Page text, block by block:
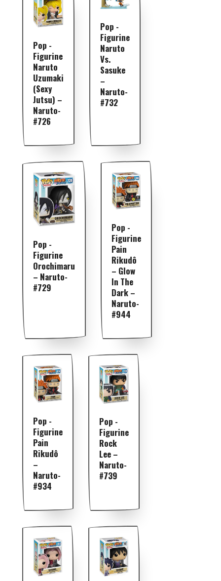
Pop -
Figurine
Naruto
Uzumaki
(Sexy
Jutsu) –
Naruto-
#726
Pop -
Figurine
Naruto
Vs.
Sasuke
–
Naruto-
#732
Pop -
Figurine
Orochimaru
– Naruto-
#729
Pop -
Figurine
Pain
Rikudô
– Glow
In The
Dark –
Naruto-
#944
Pop -
Figurine
Pain
Rikudô
–
Naruto-
#934
Pop -
Figurine
Rock
Lee –
Naruto-
#739